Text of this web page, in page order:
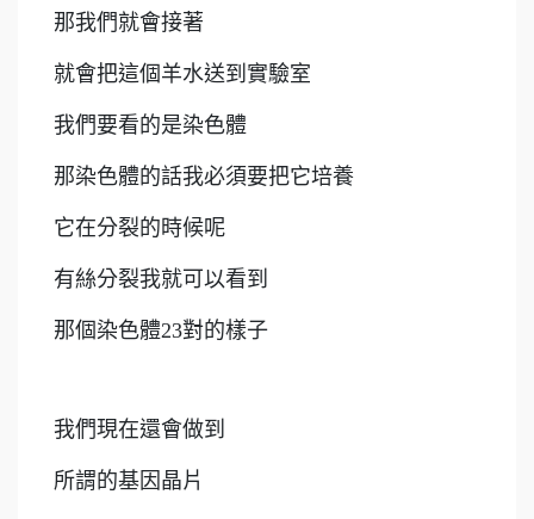
那我們就會接著
就會把這個羊水送到實驗室
我們要看的是染色體
那染色體的話我必須要把它培養
它在分裂的時候呢
有絲分裂我就可以看到
那個染色體23對的樣子
我們現在還會做到
所謂的基因晶片